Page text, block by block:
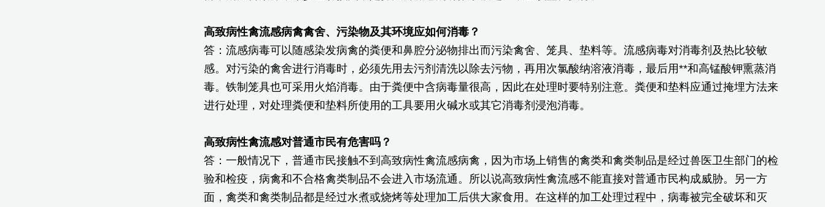
高致病性禽流感病禽禽舍、污染物及其环境应如何消毒？
答：流感病毒可以随感染发病禽的粪便和鼻腔分泌物排出而污染禽舍、笼具、垫料等。流感病毒对消毒剂及热比较敏
感。对污染的禽舍进行消毒时，必须先用去污剂清洗以除去污物，再用次氯酸纳溶液消毒，最后用**和高锰酸钾熏蒸消
毒。铁制笼具也可采用火焰消毒。由于粪便中含病毒量很高，因此在处理时要特别注意。粪便和垫料应通过掩埋方法来
进行处理，对处理粪便和垫料所使用的工具要用火碱水或其它消毒剂浸泡消毒。
高致病性禽流感对普通市民有危害吗？
答：一般情况下，普通市民接触不到高致病性禽流感病禽，因为市场上销售的禽类和禽类制品是经过兽医卫生部门的检
验和检疫，病禽和不合格禽类制品不会进入市场流通。所以说高致病性禽流感不能直接对普通市民构成威胁。另一方
面，禽类和禽类制品都是经过水煮或烧烤等处理加工后供大家食用。在这样的加工处理过程中，病毒被完全破坏和灭